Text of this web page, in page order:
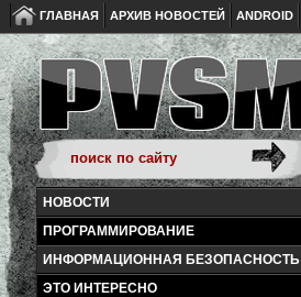
ГЛАВНАЯ АРХИВ НОВОСТЕЙ ANDROID
НОВОСТИ
ПРОГРАММИРОВАНИЕ
ИНФОРМАЦИОННАЯ БЕЗОПАСНОСТЬ
ЭТО ИНТЕРЕСНО